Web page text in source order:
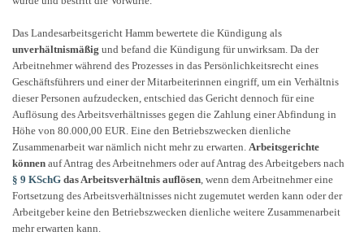
Das Landesarbeitsgericht Hamm bewertete die Kündigung als
unverhältnismäßig und befand die Kündigung für unwirksam. Da der
Arbeitnehmer während des Prozesses in das Persönlichkeitsrecht eines
Geschäftsführers und einer der Mitarbeiterinnen eingriff, um ein Verhältnis
dieser Personen aufzudecken, entschied das Gericht dennoch für eine
Auflösung des Arbeitsverhältnisses gegen die Zahlung einer Abfindung in
Höhe von 80.000,00 EUR. Eine den Betriebszwecken dienliche
Zusammenarbeit war nämlich nicht mehr zu erwarten. Arbeitsgerichte
können auf Antrag des Arbeitnehmers oder auf Antrag des Arbeitgebers nach
§ 9 KSchG das Arbeitsverhältnis auflösen, wenn dem Arbeitnehmer eine
Fortsetzung des Arbeitsverhältnisses nicht zugemutet werden kann oder der
Arbeitgeber keine den Betriebszwecken dienliche weitere Zusammenarbeit
mehr erwarten kann.